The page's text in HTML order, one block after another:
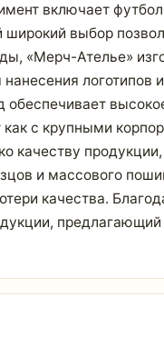
включает
широкий выбор
«Мерч-Ателье»
с крупными
качеству
и массового
качества.